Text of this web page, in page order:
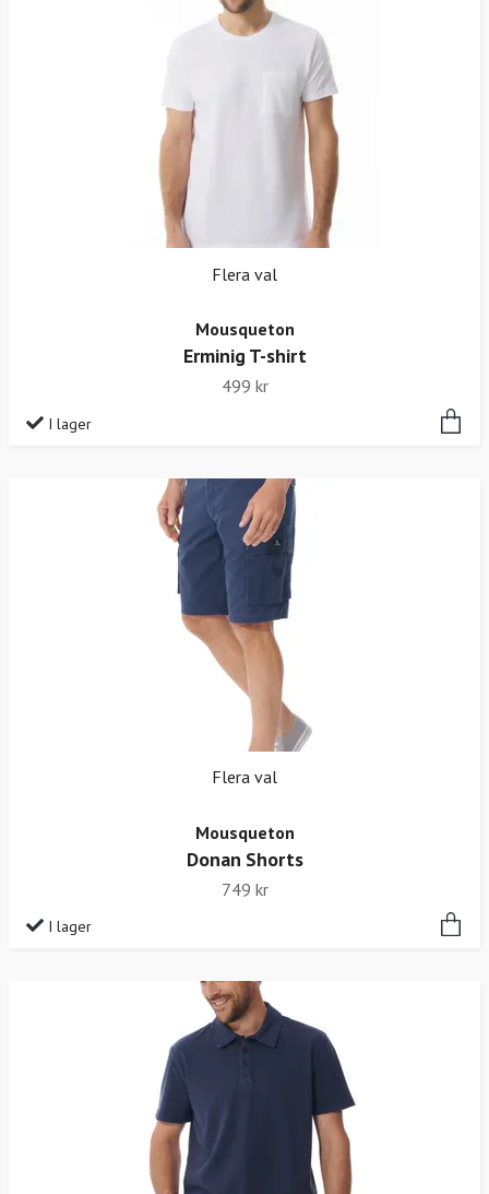
Flera val
Mousqueton
Erminig T-shirt
499 kr
I lager
Flera val
Mousqueton
Donan Shorts
749 kr
I lager